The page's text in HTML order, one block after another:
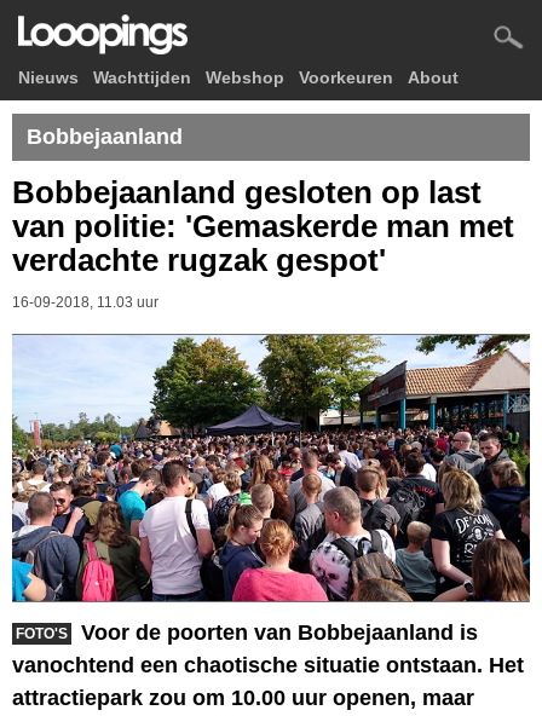
Nieuws Wachttijden Webshop Voorkeuren About
Bobbejaanland
Bobbejaanland gesloten op last
van politie: 'Gemaskerde man met
verdachte rugzak gespot'
16-09-2018, 11.03 uur
FOTO'S
Voor de poorten van Bobbejaanland is
vanochtend een chaotische situatie ontstaan. Het
attractiepark zou om 10.00 uur openen, maar